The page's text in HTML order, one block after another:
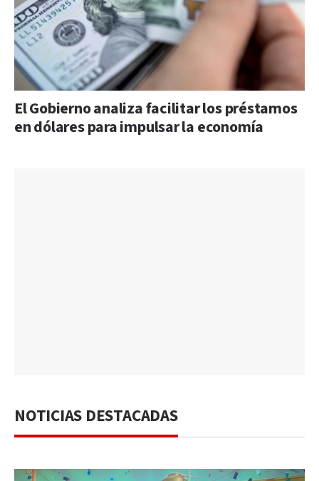
El Gobierno analiza facilitar los préstamos
en dólares para impulsar la economía
NOTICIAS DESTACADAS